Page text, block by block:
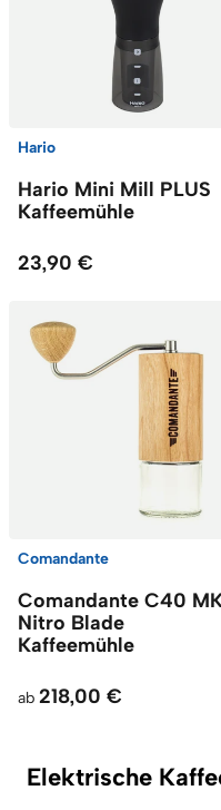
Hario
Hario Mini Mill PLUS
Kaffeemühle
23,90 €
Comandante
Comandante C40
Nitro Blade
Kaffeemühle
ab 218,00 €
Elektrische